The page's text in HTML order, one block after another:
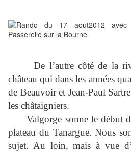
De l’autre côté de la
château qui dans les années
de Beauvoir et Jean-Paul
les châtaigniers.
Valgorge sonne le début
plateau du Tanargue. Nous
sujet. Au loin, mais à vue